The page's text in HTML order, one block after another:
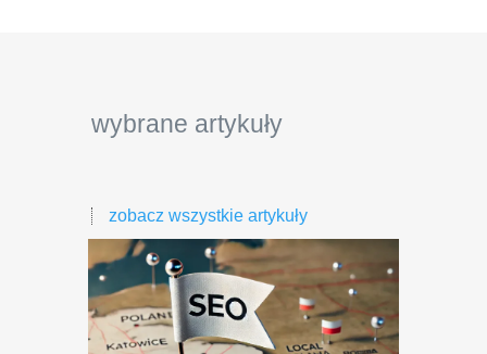
wybrane artykuły
zobacz wszystkie artykuły